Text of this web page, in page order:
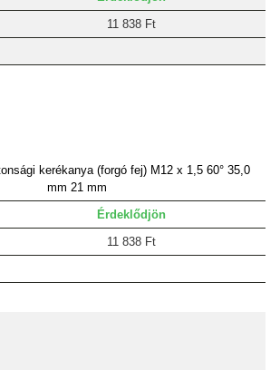
11 838 Ft
kerékanya (forgó fej) M12 x 1,5 60° 35,0
mm 21 mm
Érdeklődjön
11 838 Ft